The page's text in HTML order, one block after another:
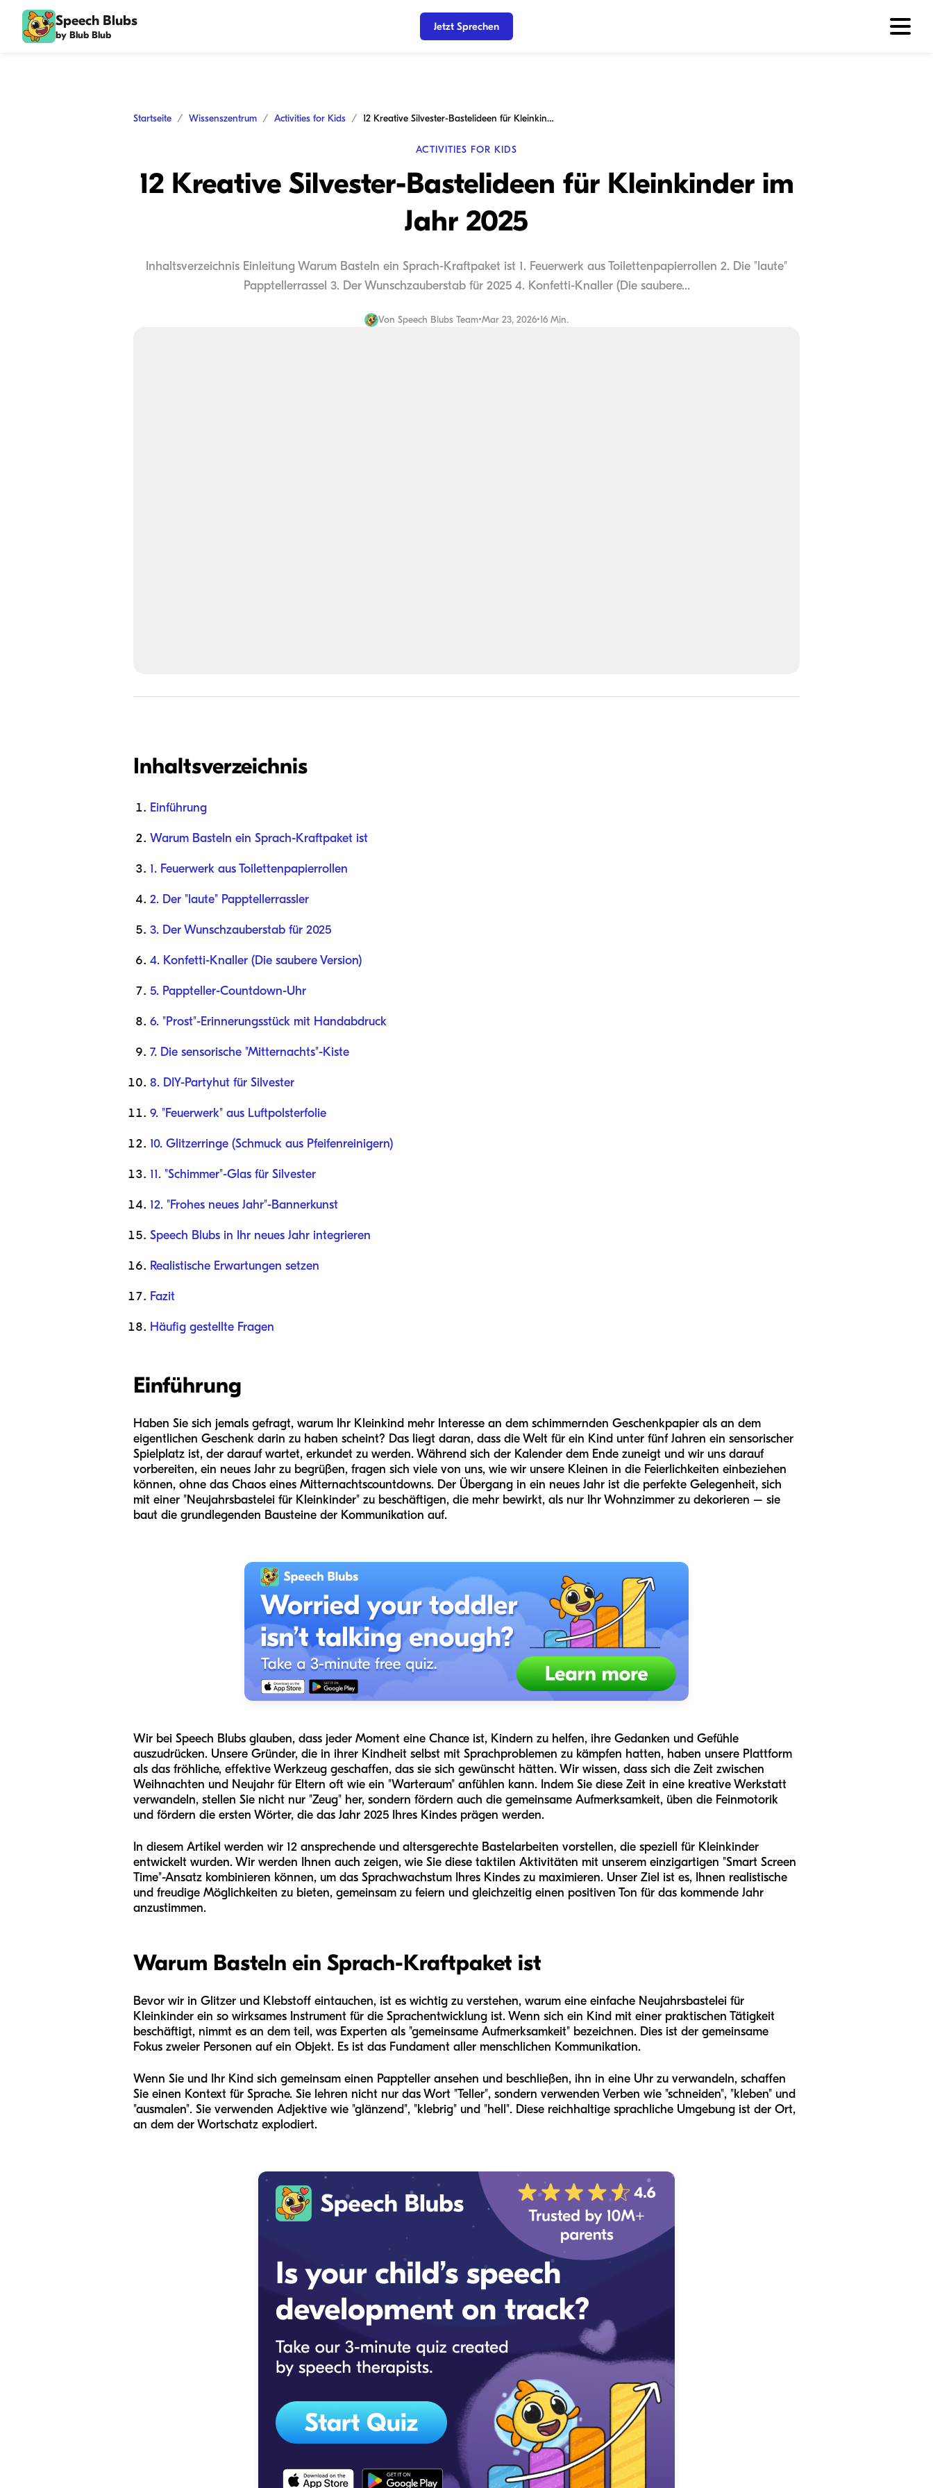
Speech Blubs
by Blub Blub
Jetzt Sprechen
Startseite Wissenszentrum Activities for Kids 12 Kreative Silvester-Bastelideen für Kleinkinder im Jahr 2025
ACTIVITIES FOR KIDS
12 Kreative Silvester-Bastelideen für Kleinkinder im
Jahr 2025
Inhaltsverzeichnis Einleitung Warum Basteln ein Sprach-Kraftpaket ist 1. Feuerwerk aus Toilettenpapierrollen 2. Die "laute"
Papptellerrassel 3. Der Wunschzauberstab für 2025 4. Konfetti-Knaller (Die saubere...
Von Speech Blubs Team•Mar 23, 2026•16 Min.
Inhaltsverzeichnis
Einführung
Warum Basteln ein Sprach-Kraftpaket ist
1. Feuerwerk aus Toilettenpapierrollen
2. Der "laute" Papptellerrassler
3. Der Wunschzauberstab für 2025
4. Konfetti-Knaller (Die saubere Version)
5. Pappteller-Countdown-Uhr
6. "Prost"-Erinnerungsstück mit Handabdruck
7. Die sensorische "Mitternachts"-Kiste
8. DIY-Partyhut für Silvester
9. "Feuerwerk" aus Luftpolsterfolie
10. Glitzerringe (Schmuck aus Pfeifenreinigern)
11. "Schimmer"-Glas für Silvester
12. "Frohes neues Jahr"-Bannerkunst
Speech Blubs in Ihr neues Jahr integrieren
Realistische Erwartungen setzen
Fazit
Häufig gestellte Fragen
Einführung
Haben Sie sich jemals gefragt, warum Ihr Kleinkind mehr Interesse an dem schimmernden Geschenkpapier als an dem
eigentlichen Geschenk darin zu haben scheint? Das liegt daran, dass die Welt für ein Kind unter fünf Jahren ein sensorischer
Spielplatz ist, der darauf wartet, erkundet zu werden. Während sich der Kalender dem Ende zuneigt und wir uns darauf
vorbereiten, ein neues Jahr zu begrüßen, fragen sich viele von uns, wie wir unsere Kleinen in die Feierlichkeiten einbeziehen
können, ohne das Chaos eines Mitternachtscountdowns. Der Übergang in ein neues Jahr ist die perfekte Gelegenheit, sich
mit einer "Neujahrsbastelei für Kleinkinder" zu beschäftigen, die mehr bewirkt, als nur Ihr Wohnzimmer zu dekorieren – sie
baut die grundlegenden Bausteine der Kommunikation auf.
Wir bei Speech Blubs glauben, dass jeder Moment eine Chance ist, Kindern zu helfen, ihre Gedanken und Gefühle
auszudrücken. Unsere Gründer, die in ihrer Kindheit selbst mit Sprachproblemen zu kämpfen hatten, haben unsere Plattform
als das fröhliche, effektive Werkzeug geschaffen, das sie sich gewünscht hätten. Wir wissen, dass sich die Zeit zwischen
Weihnachten und Neujahr für Eltern oft wie ein "Warteraum" anfühlen kann. Indem Sie diese Zeit in eine kreative Werkstatt
verwandeln, stellen Sie nicht nur "Zeug" her, sondern fördern auch die gemeinsame Aufmerksamkeit, üben die Feinmotorik
und fördern die ersten Wörter, die das Jahr 2025 Ihres Kindes prägen werden.
In diesem Artikel werden wir 12 ansprechende und altersgerechte Bastelarbeiten vorstellen, die speziell für Kleinkinder
entwickelt wurden. Wir werden Ihnen auch zeigen, wie Sie diese taktilen Aktivitäten mit unserem einzigartigen "Smart Screen
Time"-Ansatz kombinieren können, um das Sprachwachstum Ihres Kindes zu maximieren. Unser Ziel ist es, Ihnen realistische
und freudige Möglichkeiten zu bieten, gemeinsam zu feiern und gleichzeitig einen positiven Ton für das kommende Jahr
anzustimmen.
Warum Basteln ein Sprach-Kraftpaket ist
Bevor wir in Glitzer und Klebstoff eintauchen, ist es wichtig zu verstehen, warum eine einfache Neujahrsbastelei für
Kleinkinder ein so wirksames Instrument für die Sprachentwicklung ist. Wenn sich ein Kind mit einer praktischen Tätigkeit
beschäftigt, nimmt es an dem teil, was Experten als "gemeinsame Aufmerksamkeit" bezeichnen. Dies ist der gemeinsame
Fokus zweier Personen auf ein Objekt. Es ist das Fundament aller menschlichen Kommunikation.
Wenn Sie und Ihr Kind sich gemeinsam einen Pappteller ansehen und beschließen, ihn in eine Uhr zu verwandeln, schaffen
Sie einen Kontext für Sprache. Sie lehren nicht nur das Wort "Teller", sondern verwenden Verben wie "schneiden", "kleben" und
"ausmalen". Sie verwenden Adjektive wie "glänzend", "klebrig" und "hell". Diese reichhaltige sprachliche Umgebung ist der Ort,
an dem der Wortschatz explodiert.